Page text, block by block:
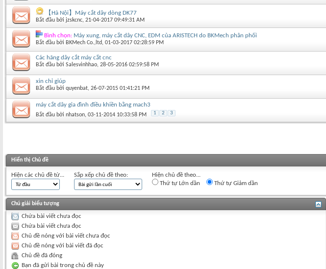
【Hà Nội】Máy cắt dây dòng DK77
Bắt đầu bởi jzskcnc‎, 21-04-2017 09:49:31 AM
Bình chọn: Máy xung, máy cắt dây CNC, EDM của ARISTECH do BKMech phân phối
Bắt đầu bởi BKMech Co.,ltd‎, 01-03-2017 02:28:59 PM
Các hãng dây cắt máy cắt cnc
Bắt đầu bởi Salesvinhhao‎, 28-05-2016 02:59:58 PM
xin chỉ giúp
Bắt đầu bởi quyenbat‎, 26-07-2015 01:41:21 PM
máy cắt dây gia đình điều khiền bằng mach3
Bắt đầu bởi nhatson‎, 03-11-2014 10:33:58 PM 1 2 3
Hiển thị Chủ đề
Hiện các chủ đề từ... Sắp xếp chủ đề theo:
Hiện chủ đề theo...
Thứ tự Lớn dần
Thứ tự Giảm dần
Chú giải biểu tượng
Chứa bài viết chưa đọc
Chứa bài viết chưa đọc
Chủ đề nóng với bài viết chưa đọc
Chủ đề nóng với bài viết đã đọc
Chủ đề đã đóng
Bạn đã gửi bài trong chủ đề này